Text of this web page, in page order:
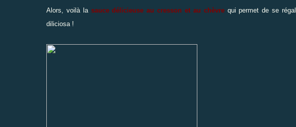
Alors, voilà la sauce délicieuse au cresson et au chèvrequi permet de se
diliciosa !